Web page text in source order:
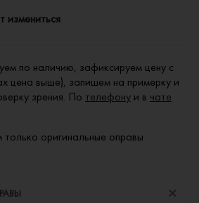
измениться
по наличию, зафиксируем цену с
цена выше), запишем на примерку и
зрения. По телефону и в чате
оригинальные оправы